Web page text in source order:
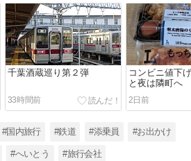
千葉酒蔵巡り第２弾
33時間前
コンビニ値下
と夜は隣町へ
2日前
#国内旅行 #鉄道 #添乗員 #お出かけ
#へいとう #旅行会社